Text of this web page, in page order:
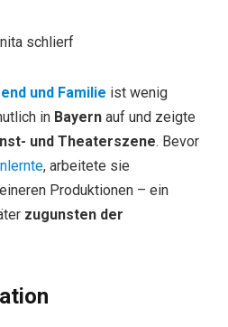
und Familie ist wenig
in Bayern auf und zeigte
und Theaterszene. Bevor
, arbeitete sie
Produktionen – ein
zugunsten der